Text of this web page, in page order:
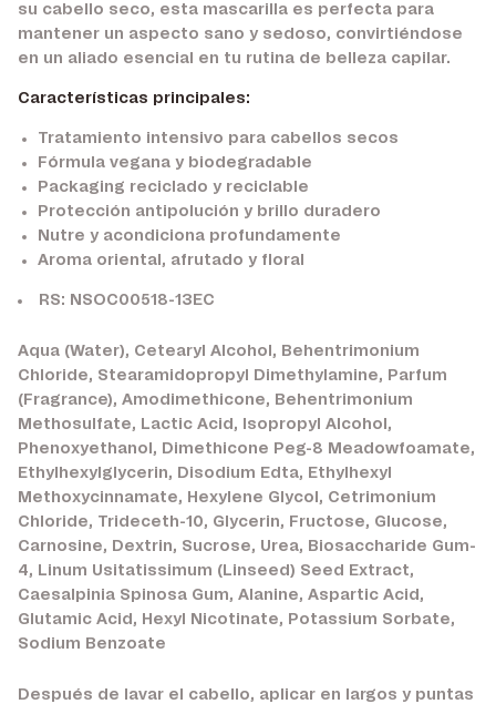
su cabello seco, esta mascarilla es perfecta para
mantener un aspecto sano y sedoso, convirtiéndose
en un aliado esencial en tu rutina de belleza capilar.
Características principales:
Tratamiento intensivo para cabellos secos
Fórmula vegana y biodegradable
Packaging reciclado y reciclable
Protección antipolución y brillo duradero
Nutre y acondiciona profundamente
Aroma oriental, afrutado y floral
RS: NSOC00518-13EC
Aqua (Water), Cetearyl Alcohol, Behentrimonium
Chloride, Stearamidopropyl Dimethylamine, Parfum
(Fragrance), Amodimethicone, Behentrimonium
Methosulfate, Lactic Acid, Isopropyl Alcohol,
Phenoxyethanol, Dimethicone Peg-8 Meadowfoamate,
Ethylhexylglycerin, Disodium Edta, Ethylhexyl
Methoxycinnamate, Hexylene Glycol, Cetrimonium
Chloride, Trideceth-10, Glycerin, Fructose, Glucose,
Carnosine, Dextrin, Sucrose, Urea, Biosaccharide Gum-
4, Linum Usitatissimum (Linseed) Seed Extract,
Caesalpinia Spinosa Gum, Alanine, Aspartic Acid,
Glutamic Acid, Hexyl Nicotinate, Potassium Sorbate,
Sodium Benzoate
Después de lavar el cabello, aplicar en largos y puntas